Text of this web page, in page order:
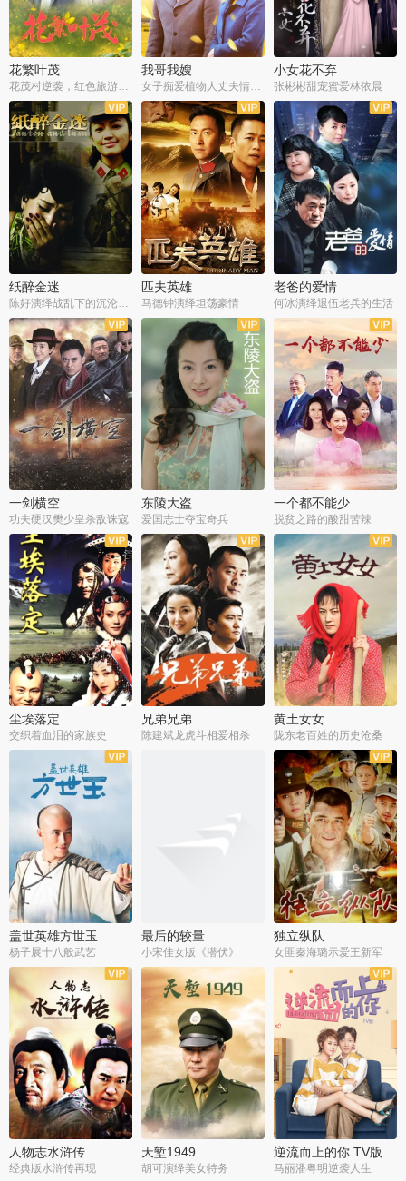
花繁叶茂
花茂村逆袭，红色旅游出圈
我哥我嫂
女子痴爱植物人丈夫情定一生
小女花不弃
张彬彬甜宠蜜爱林依晨
全42集
纸醉金迷
全35集
匹夫英雄
马德钟演绎坦荡豪情
全32集
老爸的爱情
何冰演绎退伍老兵的生活
全40集
一剑横空
功夫硬汉樊少皇杀敌诛寇
全33集
东陵大盗
爱国志士夺宝奇兵
全36集
一个都不能少
脱贫之路的酸甜苦辣
全25集
尘埃落定
交织着血泪的家族史
全50集
兄弟兄弟
陈建斌龙虎斗相爱相杀
全23集
黄土女女
陇东老百姓的历史沧桑
全36集
盖世英雄方世玉
杨子展十八般武艺
最后的较量
小宋佳女版《潜伏》
全44集
独立纵队
女匪秦海璐示爱王新军
全40集
人物志水浒传
经典版水浒传再现
全30集
天堑1949
胡可演绎美女特务
全43集
逆流而上的你 TV版
马丽潘粤明逆袭人生